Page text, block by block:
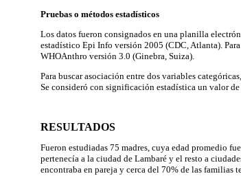
Pruebas o métodos estadísticos
Los datos fueron consignados en una planilla
estadístico Epi Info versión 2005 (CDC, Atlanta).
WHOAnthro versión 3.0 (Ginebra, Suiza).
Para buscar asociación entre dos variables
Se consideró con significación estadística un valor de
RESULTADOS
Fueron estudiadas 75 madres, cuya edad promedio
pertenecía a la ciudad de Lambaré y el resto a
encontraba en pareja y cerca del 70% de las